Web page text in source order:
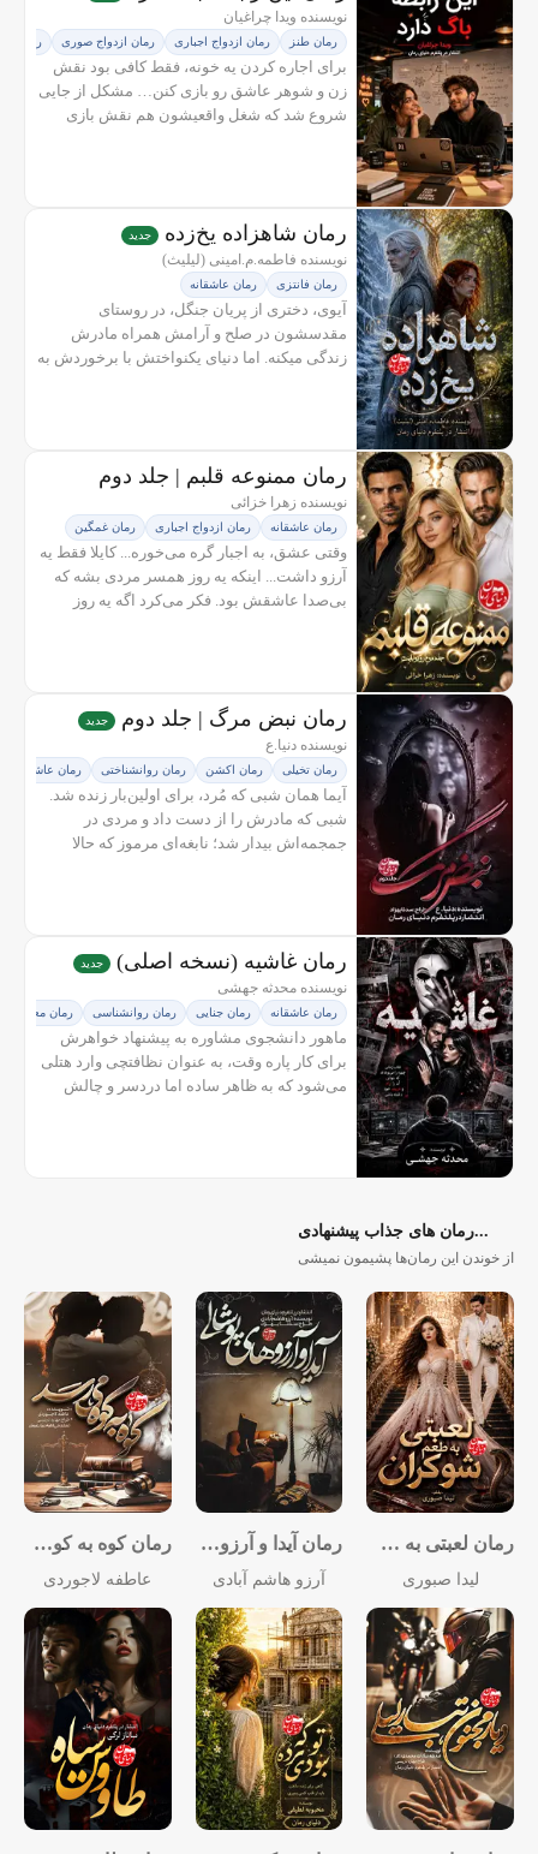
نویسنده ویدا چراغیان
رمان طنز رمان ازدواج اجباری رمان ازدواج صوری رمان
برای اجاره کردن یه خونه، فقط کافی بود نقش
زن و شوهر عاشق رو بازی کنن… مشکل از جایی
شروع شد که شغل واقعیشون هم نقش بازی
رمان شاهزاده یخ‌زده جدید
نویسنده فاطمه.م.امینی (لیلیث)
رمان فانتزی رمان عاشقانه
آیوی، دختری از پریان جنگل، در روستای
مقدسشون در صلح و آرامش همراه مادرش
زندگی میکنه. اما دنیای یکنواختش با برخوردش به
رمان ممنوعه قلبم | جلد دوم
رودولایت جدید
نویسنده زهرا خزائی
رمان عاشقانه رمان ازدواج اجباری رمان غمگین
وقتی عشق، به اجبار گره می‌خوره... کایلا فقط یه
آرزو داشت... اینکه یه روز همسر مردی بشه که
بی‌صدا عاشقش بود. فکر می‌کرد اگه یه روز
رمان نبض مرگ | جلد دوم جدید
نویسنده دنیا.ع
رمان تخیلی رمان اکشن رمان روانشناختی رمان عاشقانه
آیما همان شبی که مُرد، برای اولین‌بار زنده شد.
شبی که مادرش را از دست داد و مردی در
جمجمه‌اش بیدار شد؛ نابغه‌ای مرموز که حالا
رمان غاشیه (نسخه اصلی) جدید
نویسنده محدثه جهشی
رمان عاشقانه رمان جنایی رمان روانشناسی رمان معمایی
ماهور دانشجوی مشاوره به پیشنهاد خواهرش
برای کار پاره وقت، به عنوان نظافتچی وارد هتلی
می‌شود که به ظاهر ساده اما دردسر و چالش
رمان های جذاب پیشنهادی...
از خوندن این رمان‌ها پشیمون نمیشی
رمان لعبتی به طعم شوکران
لیدا صبوری
رمان آیدا و آرزوهای پوشالی
آرزو هاشم آبادی
رمان کوه به کوه می‌رسد
عاطفه لاجوردی